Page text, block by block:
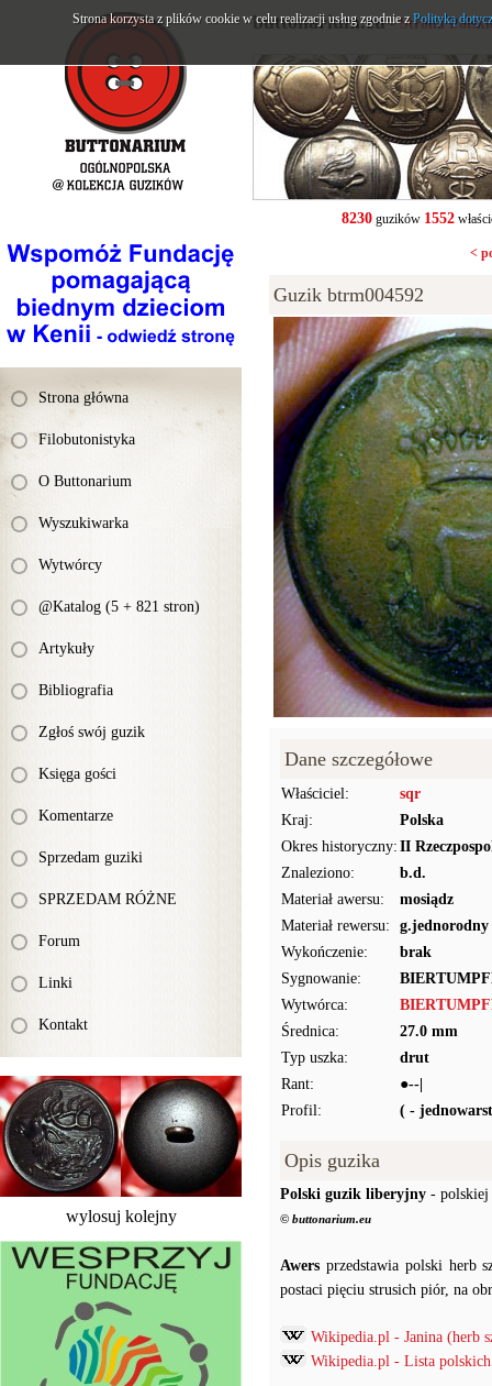
Strona główna
Filobutonistyka
O Buttonarium
Wyszukiwarka
Wytwórcy
@Katalog (5 + 821 stron)
Artykuły
Bibliografia
Zgłoś swój guzik
Księga gości
Komentarze
Sprzedam guziki
SPRZEDAM RÓŻNE
Forum
Linki
Kontakt
wylosuj kolejny
buttonarium.eu- Strona
8230guzików 1552
<
Guzik btrm004592
Dane szczegółowe
Właściciel:
sqr
Kraj:
Polska
Okres historyczny: II
Znaleziono:
b.d.
Materiał awersu:
mosiądz
Materiał rewersu:
g.jednorodny
Wykończenie:
brak
Sygnowanie:
Wytwórca:
Średnica:
27.0 mm
Typ uszka:
drut
Rant:
●--|
Profil:
( -
Opis guzika
Polski guzik liberyjny - polskiej
© buttonarium.eu
Awers przedstawia polski herb
postaci pięciu strusich piór, na
Wikipedia.pl - Janina (herb
Wikipedia.pl - Lista
Strona korzysta z plików cookie w celu realizacji usług zgodnie zPolityką